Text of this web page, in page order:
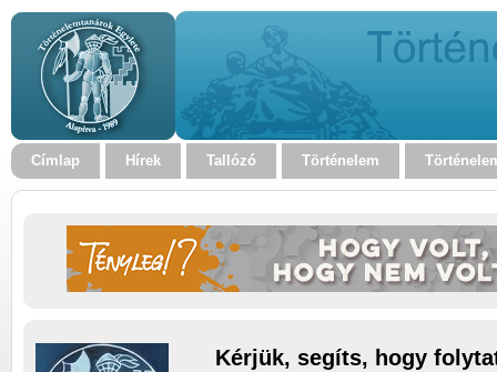
Címlap Hírek Tallózó Történelem
Kérjük, segíts, hogy